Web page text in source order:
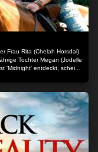
Frau Rita (Chelah Horsdal)
Tochter Megan (Jodelle
'Midnight' entdeckt, scheint
bei einem Rennen das
schwer und es liegt nun
von: PLAION PICTURES